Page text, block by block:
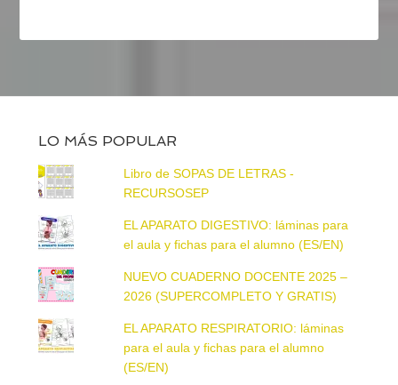
LO MÁS POPULAR
Libro de SOPAS DE LETRAS -
RECURSOSEP
EL APARATO DIGESTIVO: láminas para
el aula y fichas para el alumno (ES/EN)
NUEVO CUADERNO DOCENTE 2025 –
2026 (SUPERCOMPLETO Y GRATIS)
EL APARATO RESPIRATORIO: láminas
para el aula y fichas para el alumno
(ES/EN)